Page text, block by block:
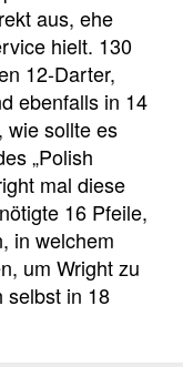
aus, ehe
hielt. 130
12-Darter,
ebenfalls in 14
wie sollte es
„Polish
mal diese
16 Pfeile,
in welchem
um Wright zu
selbst in 18